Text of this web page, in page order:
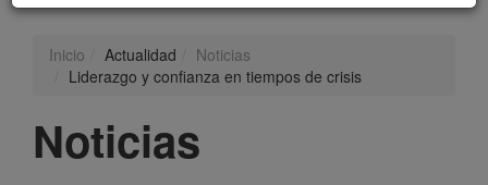
Inicio Actualidad
Noticias
Liderazgo y confianza en tiempos de crisis
Noticias